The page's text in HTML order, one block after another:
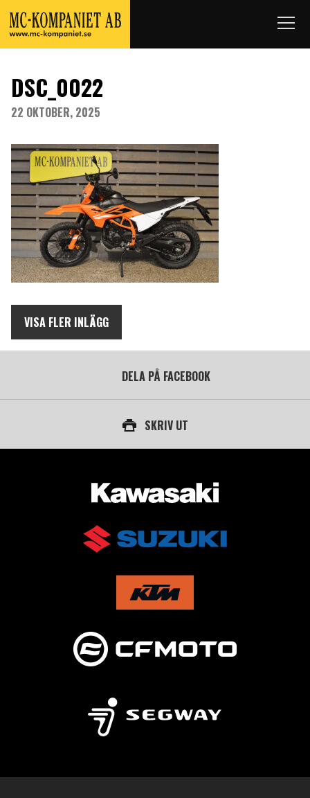
DSC_0022
22 OKTOBER, 2025
VISA FLER INLÄGG
DELA PÅ FACEBOOK
SKRIV UT
AUKTORISERAD ÅTERFÖRSÄLJARE AV